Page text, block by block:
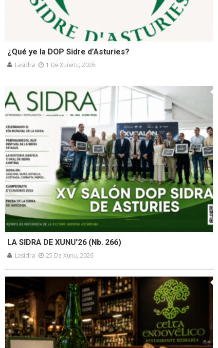
¿Qué ye la DOP Sidre d’Asturies?
Lasidra 1 De Xunetu, 2026
LA SIDRA DE XUNU’26 (Nb. 266)
Lasidra 25 De Xunu, 2026